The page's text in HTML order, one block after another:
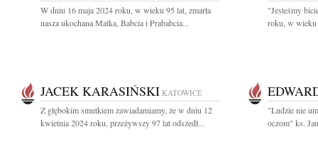
W dniu 16 maja 2024 roku, w wieku 95 lat, zmarła
nasza ukochana Matka, Babcia i Prababcia...
"Jesteśmy
roku, w wieku
JACEK KARASIŃSKI KATOWICE
Z głębokim smutkiem zawiadamiamy, że w dniu 12
kwietnia 2024 roku, przeżywszy 97 lat odszedł...
"Ludzie nie
oczom" ks.